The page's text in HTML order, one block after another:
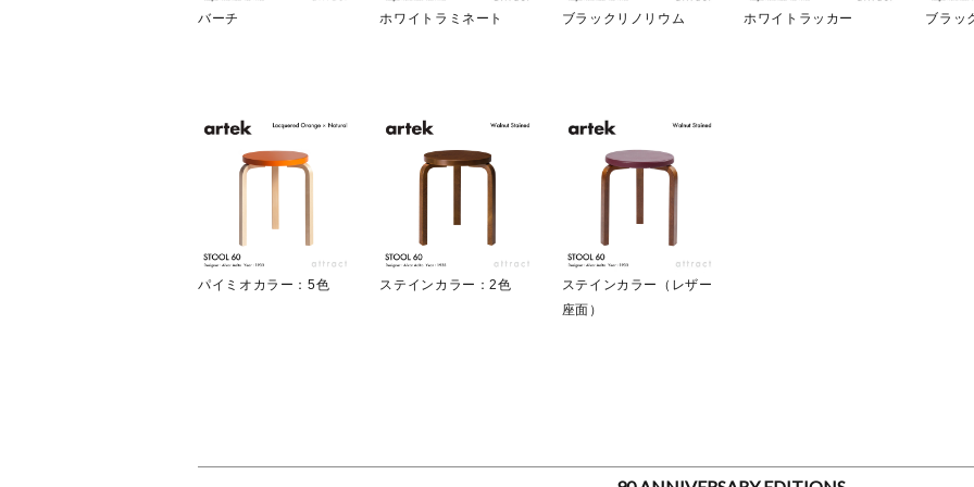
バーチ ホワイトラミネート ブラックリノリウム ホワイトラッカー ブラッ
パイミオカラー：5色 ステインカラー：2色
ステインカラー（レザー
座面）